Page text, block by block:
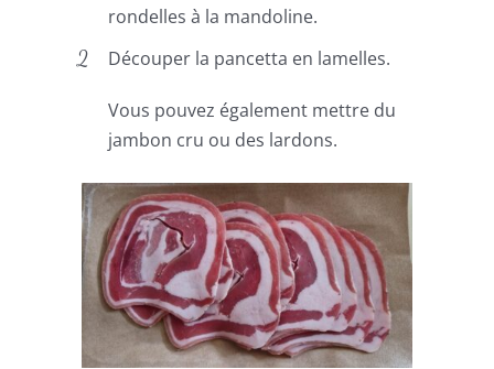
rondelles à la mandoline.
Découper la pancetta en lamelles.
Vous pouvez également mettre du
jambon cru ou des lardons.